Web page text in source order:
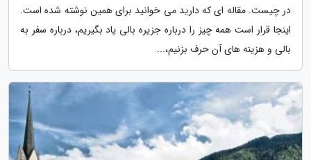
در چیست. مقاله ای که دارید می خوانید برای همین نوشته شده است.
اینجا قرار است همه چیز را درباره جزیره بالی یاد بگیریم، درباره سفر به
بالی و هزینه های آن حرف بزنیم،...